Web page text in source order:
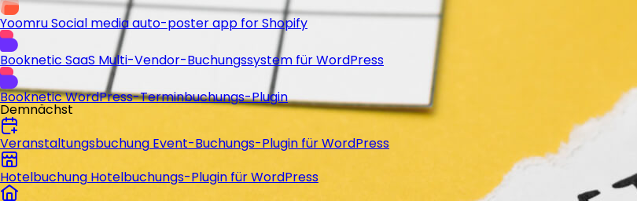
YoomruSocial media auto-poster app for Shopify
Booknetic SaaS Multi-Vendor-Buchungssystem für WordPress
BookneticWordPress-Terminbuchungs-Plugin
Demnächst
Veranstaltungsbuchung Event-Buchungs-Plugin für WordPress
Hotelbuchung Hotelbuchungs-Plugin für WordPress